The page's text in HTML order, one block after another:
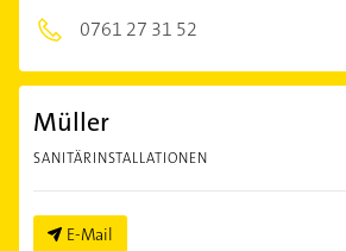
0761 27 31 52
Müller
SANITÄRINSTALLATIONEN
E-Mail